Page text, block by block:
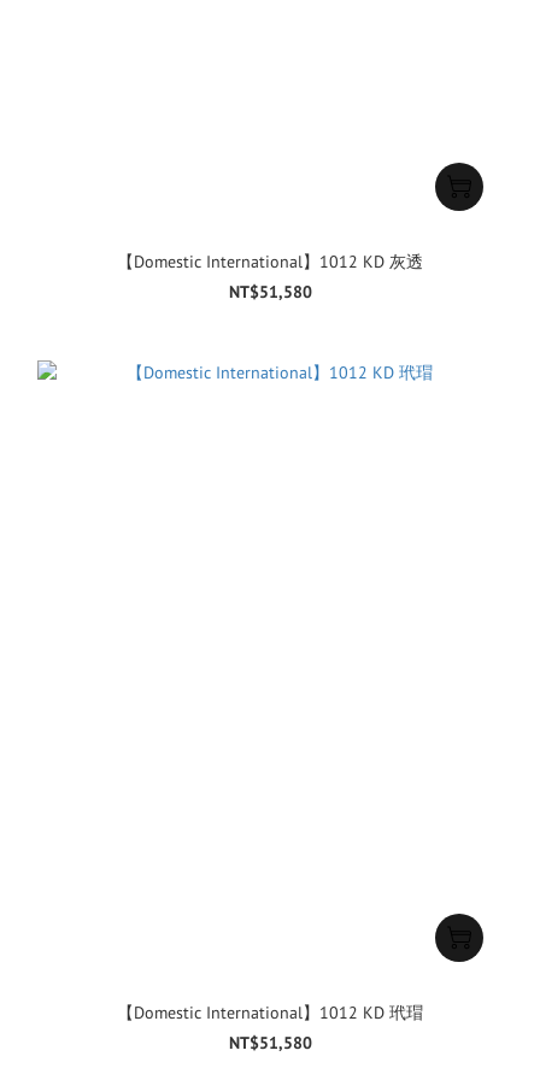
【Domestic International】1012 KD 灰透
NT$51,580
【Domestic International】1012 KD 玳瑁
NT$51,580